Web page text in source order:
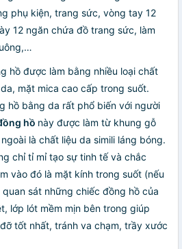
phụ kiện, trang sức, vòng tay 12
12 ngăn chứa đồ trang sức, làm
hồ được làm bằng nhiều loại chất
mặt mica cao cấp trong suốt.
hồ bằng da rất phổ biến với người
hồ này được làm từ khung gỗ
là chất liệu da simili láng bóng.
chỉ tỉ mỉ tạo sự tinh tế và chắc
vào đó là mặt kính trong suốt (nếu
sát những chiếc đồng hồ của
lớp lót mềm mịn bên trong giúp
tốt nhất, tránh va chạm, trầy xước